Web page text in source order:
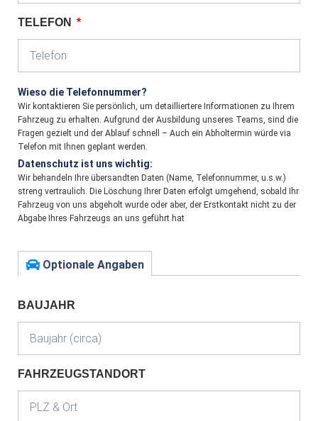
TELEFON
Wieso die Telefonnummer?
Wir kontaktieren Sie persönlich, um detailliertere Informationen zu Ihrem
Fahrzeug zu erhalten. Aufgrund der Ausbildung unseres Teams, sind die
Fragen gezielt und der Ablauf schnell – Auch ein Abholtermin würde via
Telefon mit Ihnen geplant werden.
Datenschutz ist uns wichtig:
Wir behandeln Ihre übersandten Daten (Name, Telefonnummer, u.s.w.)
streng vertraulich. Die Löschung Ihrer Daten erfolgt umgehend, sobald Ihr
Fahrzeug von uns abgeholt wurde oder aber, der Erstkontakt nicht zu der
Abgabe Ihres Fahrzeugs an uns geführt hat
Optionale Angaben
BAUJAHR
FAHRZEUGSTANDORT